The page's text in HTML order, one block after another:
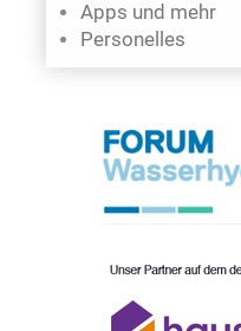
Apps und mehr
Personelles